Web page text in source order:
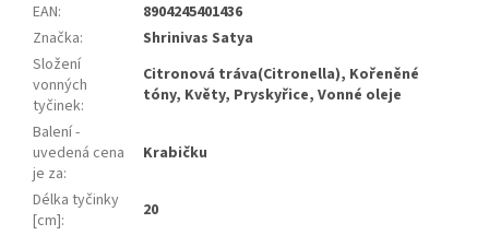
EAN:
8904245401436
Značka:
Shrinivas Satya
Složení
vonných
tyčinek:
Citronová tráva(Citronella), Kořeněné
tóny, Květy, Pryskyřice, Vonné oleje
Balení -
uvedená cena
je za:
Krabičku
Délka tyčinky
[cm]:
20